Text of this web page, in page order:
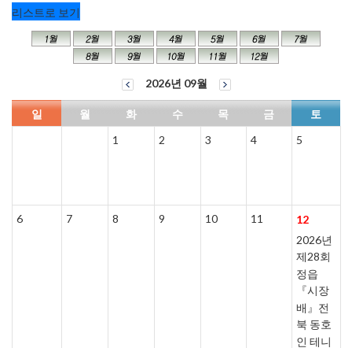
리스트로 보기
2026년 09월
일 월 화 수 목 금
토
1
2 3 4 5
6 7 8 9 10 11
12
2026년
제28회
정읍
『시장
배』전
북 동호
인 테니